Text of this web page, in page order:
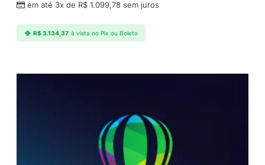
em até 3x de R$ 1.099,78 sem juros
R$3.134,37 à vista no Pix ou Boleto